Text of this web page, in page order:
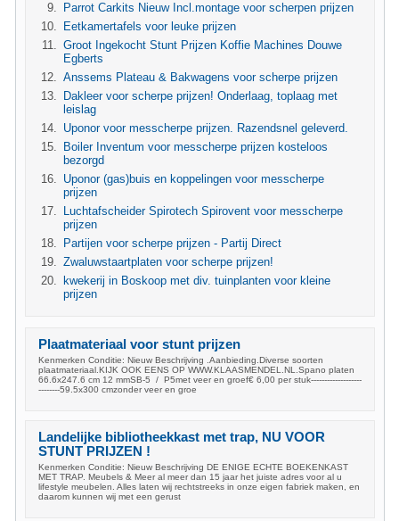
Parrot Carkits Nieuw Incl.montage voor scherpen prijzen
Eetkamertafels voor leuke prijzen
Groot Ingekocht Stunt Prijzen Koffie Machines Douwe
Egberts
Anssems Plateau & Bakwagens voor scherpe prijzen
Dakleer voor scherpe prijzen! Onderlaag, toplaag met
leislag
Uponor voor messcherpe prijzen. Razendsnel geleverd.
Boiler Inventum voor messcherpe prijzen kosteloos
bezorgd
Uponor (gas)buis en koppelingen voor messcherpe
prijzen
Luchtafscheider Spirotech Spirovent voor messcherpe
prijzen
Partijen voor scherpe prijzen - Partij Direct
Zwaluwstaartplaten voor scherpe prijzen!
kwekerij in Boskoop met div. tuinplanten voor kleine
prijzen
Plaatmateriaal voor stunt prijzen
Kenmerken Conditie: Nieuw Beschrijving .Aanbieding.Diverse soorten
plaatmateriaal.KIJK OOK EENS OP WWW.KLAASMENDEL.NL.Spano platen
66.6x247.6 cm 12 mmSB-5 / P5met veer en groef€ 6,00 per stuk-------------------
--------59.5x300 cmzonder veer en groe
Landelijke bibliotheekkast met trap, NU VOOR
STUNT PRIJZEN !
Kenmerken Conditie: Nieuw Beschrijving DE ENIGE ECHTE BOEKENKAST
MET TRAP. Meubels & Meer al meer dan 15 jaar het juiste adres voor al u
lifestyle meubelen. Alles laten wij rechtstreeks in onze eigen fabriek maken, en
daarom kunnen wij met een gerust